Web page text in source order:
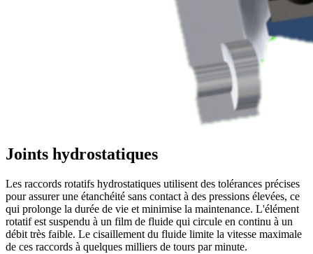
Joints hydrostatiques
Les raccords rotatifs hydrostatiques utilisent des tolérances précises
pour assurer une étanchéité sans contact à des pressions élevées, ce
qui prolonge la durée de vie et minimise la maintenance. L'élément
rotatif est suspendu à un film de fluide qui circule en continu à un
débit très faible. Le cisaillement du fluide limite la vitesse maximale
de ces raccords à quelques milliers de tours par minute.